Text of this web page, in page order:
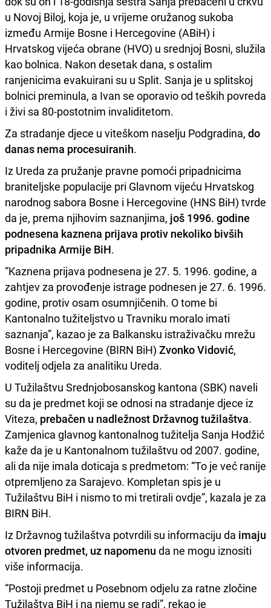
u Novoj Biloj, koja je, u vrijeme oružanog sukoba
između Armije Bosne i Hercegovine (ABiH) i
Hrvatskog vijeća obrane (HVO) u srednjoj Bosni, služila
kao bolnica. Nakon desetak dana, s ostalim
ranjenicima evakuirani su u Split. Sanja je u splitskoj
bolnici preminula, a Ivan se oporavio od teških povreda
i živi sa 80-postotnim invaliditetom.
Za stradanje djece u viteškom naselju Podgradina, do
danas nema procesuiranih.
Iz Ureda za pružanje pravne pomoći pripadnicima
braniteljske populacije pri Glavnom vijeću Hrvatskog
narodnog sabora Bosne i Hercegovine (HNS BiH) tvrde
da je, prema njihovim saznanjima, još 1996. godine
podnesena kaznena prijava protiv nekoliko bivših
pripadnika Armije BiH.
“Kaznena prijava podnesena je 27. 5. 1996. godine, a
zahtjev za provođenje istrage podnesen je 27. 6. 1996.
godine, protiv osam osumnjičenih. O tome bi
Kantonalno tužiteljstvo u Travniku moralo imati
saznanja”, kazao je za Balkansku istraživačku mrežu
Bosne i Hercegovine (BIRN BiH) Zvonko Vidović,
voditelj odjela za analitiku Ureda.
U Tužilaštvu Srednjobosanskog kantona (SBK) naveli
su da je predmet koji se odnosi na stradanje djece iz
Viteza, prebačen u nadležnost Državnog tužilaštva.
Zamjenica glavnog kantonalnog tužitelja Sanja Hodžić
kaže da je u Kantonalnom tužilaštvu od 2007. godine,
ali da nije imala doticaja s predmetom: “To je već ranije
otpremljeno za Sarajevo. Kompletan spis je u
Tužilaštvu BiH i nismo to mi tretirali ovdje”, kazala je za
BIRN BiH.
Iz Državnog tužilaštva potvrdili su informaciju da imaju
otvoren predmet, uz napomenu da ne mogu iznositi
više informacija.
“Postoji predmet u Posebnom odjelu za ratne zločine
Tužilaštva BiH i na njemu se radi”, rekao je